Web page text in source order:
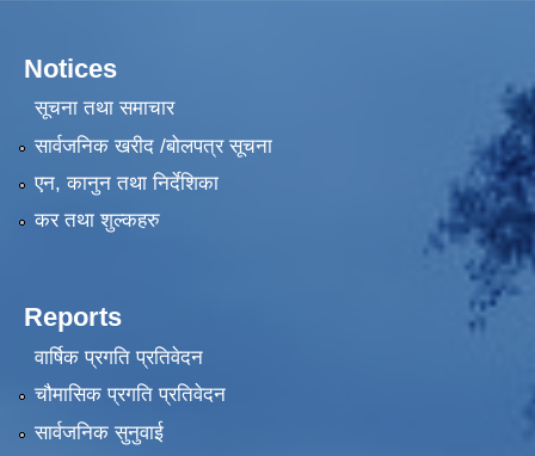
Notices
सूचना तथा समाचार
सार्वजनिक खरीद /बोलपत्र सूचना
एन, कानुन तथा निर्देशिका
कर तथा शुल्कहरु
Reports
वार्षिक प्रगति प्रतिवेदन
चौमासिक प्रगति प्रतिवेदन
सार्वजनिक सुनुवाई